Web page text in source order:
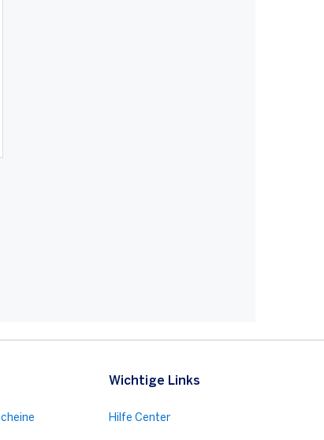
Wichtige Links
Hilfe Center